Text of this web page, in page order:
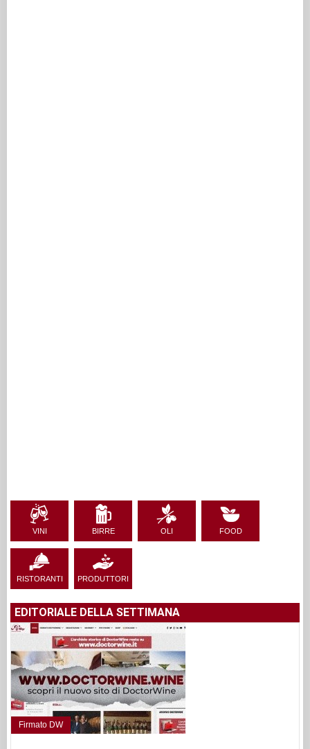
VINI BIRRE OLI FOOD
RISTORANTI PRODUTTORI
EDITORIALE DELLA SETTIMANA
Firmato DW